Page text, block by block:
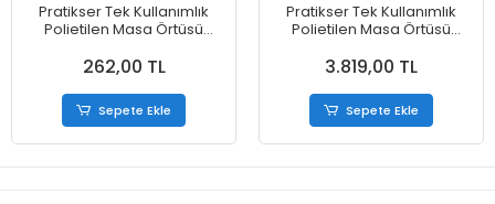
Pratikser Tek Kullanımlık
Polietilen Masa Örtüsü
50Ad/Rulo
262,00 TL
Sepete Ekle
Pratikser Tek Kullanımlık
Polietilen Masa Örtüsü
50Ad/Rulo - Koli
3.819,00 TL
Sepete Ekle